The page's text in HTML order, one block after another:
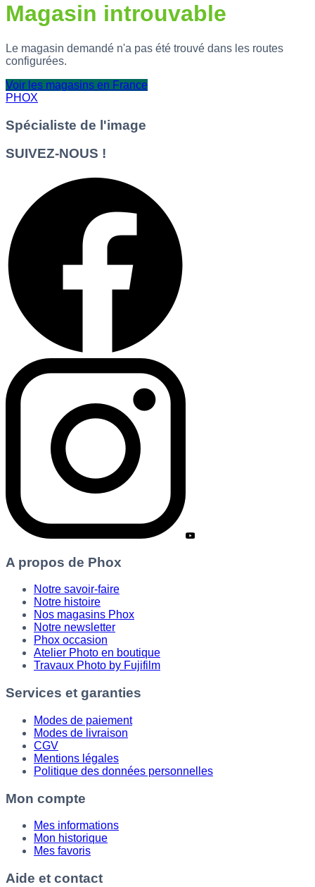
Magasin introuvable
Le magasin demandé n'a pas été trouvé dans les routes
configurées.
Voir les magasins en France
PHOX
Spécialiste de l'image
SUIVEZ-NOUS !
A propos de Phox
Notre savoir-faire
Notre histoire
Nos magasins Phox
Notre newsletter
Phox occasion
Atelier Photo en boutique
Travaux Photo by Fujifilm
Services et garanties
Modes de paiement
Modes de livraison
CGV
Mentions légales
Politique des données personnelles
Mon compte
Mes informations
Mon historique
Mes favoris
Aide et contact